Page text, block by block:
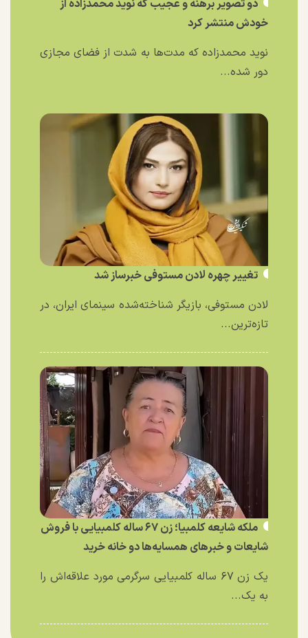
دو تصویر برهنه و عجیب که نوید محمدزاده از
خودش منتشر کرد
نوید محمدزاده که مدت‌ها به شدت از فضای مجازی
دور شده...
تغییر چهره لادن مستوفی خبرساز شد
لادن مستوفی، بازیگر شناخته‌شده سینمای ایران، در
تازه‌ترین...
ملکه شایعه کلمبیا؛ زن ۶۷ ساله کلمبیایی با فروش
شایعات و خبر‌های همسایه‌ها دو خانه خرید
یک زن ۶۷ ساله کلمبیایی سرگرمی مورد علاقه‌اش را
به یک...